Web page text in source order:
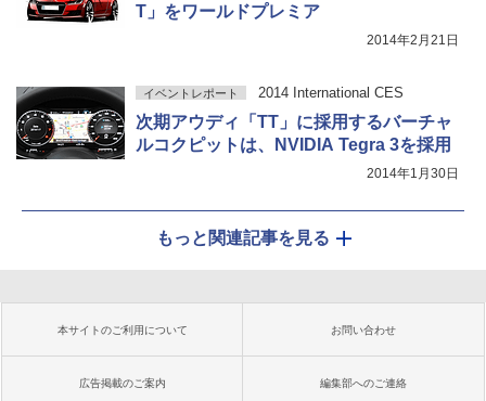
T」をワールドプレミア
2014年2月21日
イベントレポート 2014 International CES
次期アウディ「TT」に採用するバーチャ
ルコクピットは、NVIDIA Tegra 3を採用
2014年1月30日
もっと関連記事を見る
本サイトのご利用について お問い合わせ
広告掲載のご案内 編集部へのご連絡